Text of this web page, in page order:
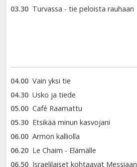
03.30 Turvassa - tie peloista rauhaan
04.00 Vain yksi tie
04.30 Usko ja tiede
05.00 Café Raamattu
05.30 Etsikää minun kasvojani
06.00 Armon kalliolla
06.20 Le Chaim - Elämälle
06.50 Israelilaiset kohtaavat Messiaan